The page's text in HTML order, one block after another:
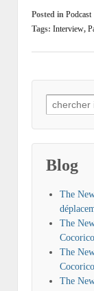
Posted in Podcast
Tags: Interview,
Search
for:
Blog
The
The
The
The